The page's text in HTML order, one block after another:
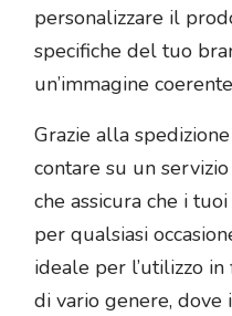
personalizzare il
specifiche del tuo
un’immagine
Grazie alla
contare su un
che assicura che i
per qualsiasi
ideale per l’utilizzo
di vario genere, dove